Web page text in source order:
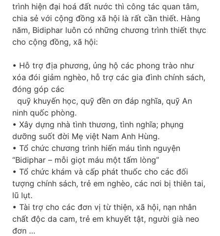
trình hiện đại hoá đất nước thì công tác quan tâm,
chia sẻ với cộng đồng xã hội là rất cần thiết. Hàng
năm, Bidiphar luôn có những chương trình thiết thực
cho cộng đồng, xã hội:
• Hỗ trợ địa phương, ủng hộ các phong trào như
xóa đói giảm nghèo, hỗ trợ các gia đình chính sách,
đóng góp các
quỹ khuyến học, quỹ đền ơn đáp nghĩa, quỹ An
ninh quốc phòng.
• Xây dựng nhà tình thương, tình nghĩa; phụng
dưỡng suốt đời Mẹ việt Nam Anh Hùng.
• Tổ chức chương trình hiến máu tình nguyện
“Bidiphar – mỗi giọt máu một tấm lòng”
• Tổ chức khám và cấp phát thuốc cho các đối
tượng chính sách, trẻ em nghèo, các nơi bị thiên tai,
lũ lụt.
• Tài trợ cho các đơn vị từ thiện, xã hội, nạn nhân
chất độc da cam, trẻ em khuyết tật, người già neo
đơn …